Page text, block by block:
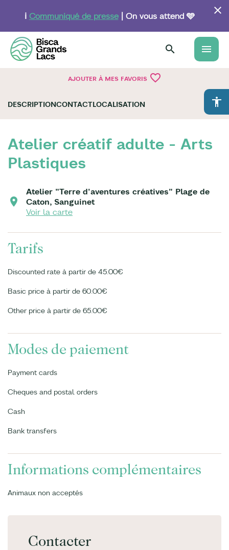
principal
ℹ️ Communiqué de presse| On vous attend 🩵
menu
AJOUTER À MES FAVORIS favorite_border
accessibility
DESCRIPTIONCONTACTLOCALISATION
Atelier créatif adulte - Arts
Plastiques
Atelier "Terre d'aventures créatives" Plage de
Caton, Sanguinet
Voir la carte
Tarifs
Discounted rate à partir de 45.00€
Basic price à partir de 60.00€
Other price à partir de 65.00€
Modes de paiement
Payment cards
Cheques and postal orders
Cash
Bank transfers
Informations complémentaires
Animaux non acceptés
Contacter